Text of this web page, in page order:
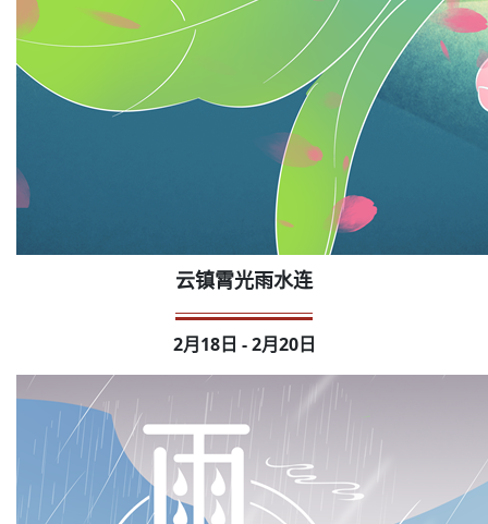
云镇霄光雨水连
2月18日 - 2月20日